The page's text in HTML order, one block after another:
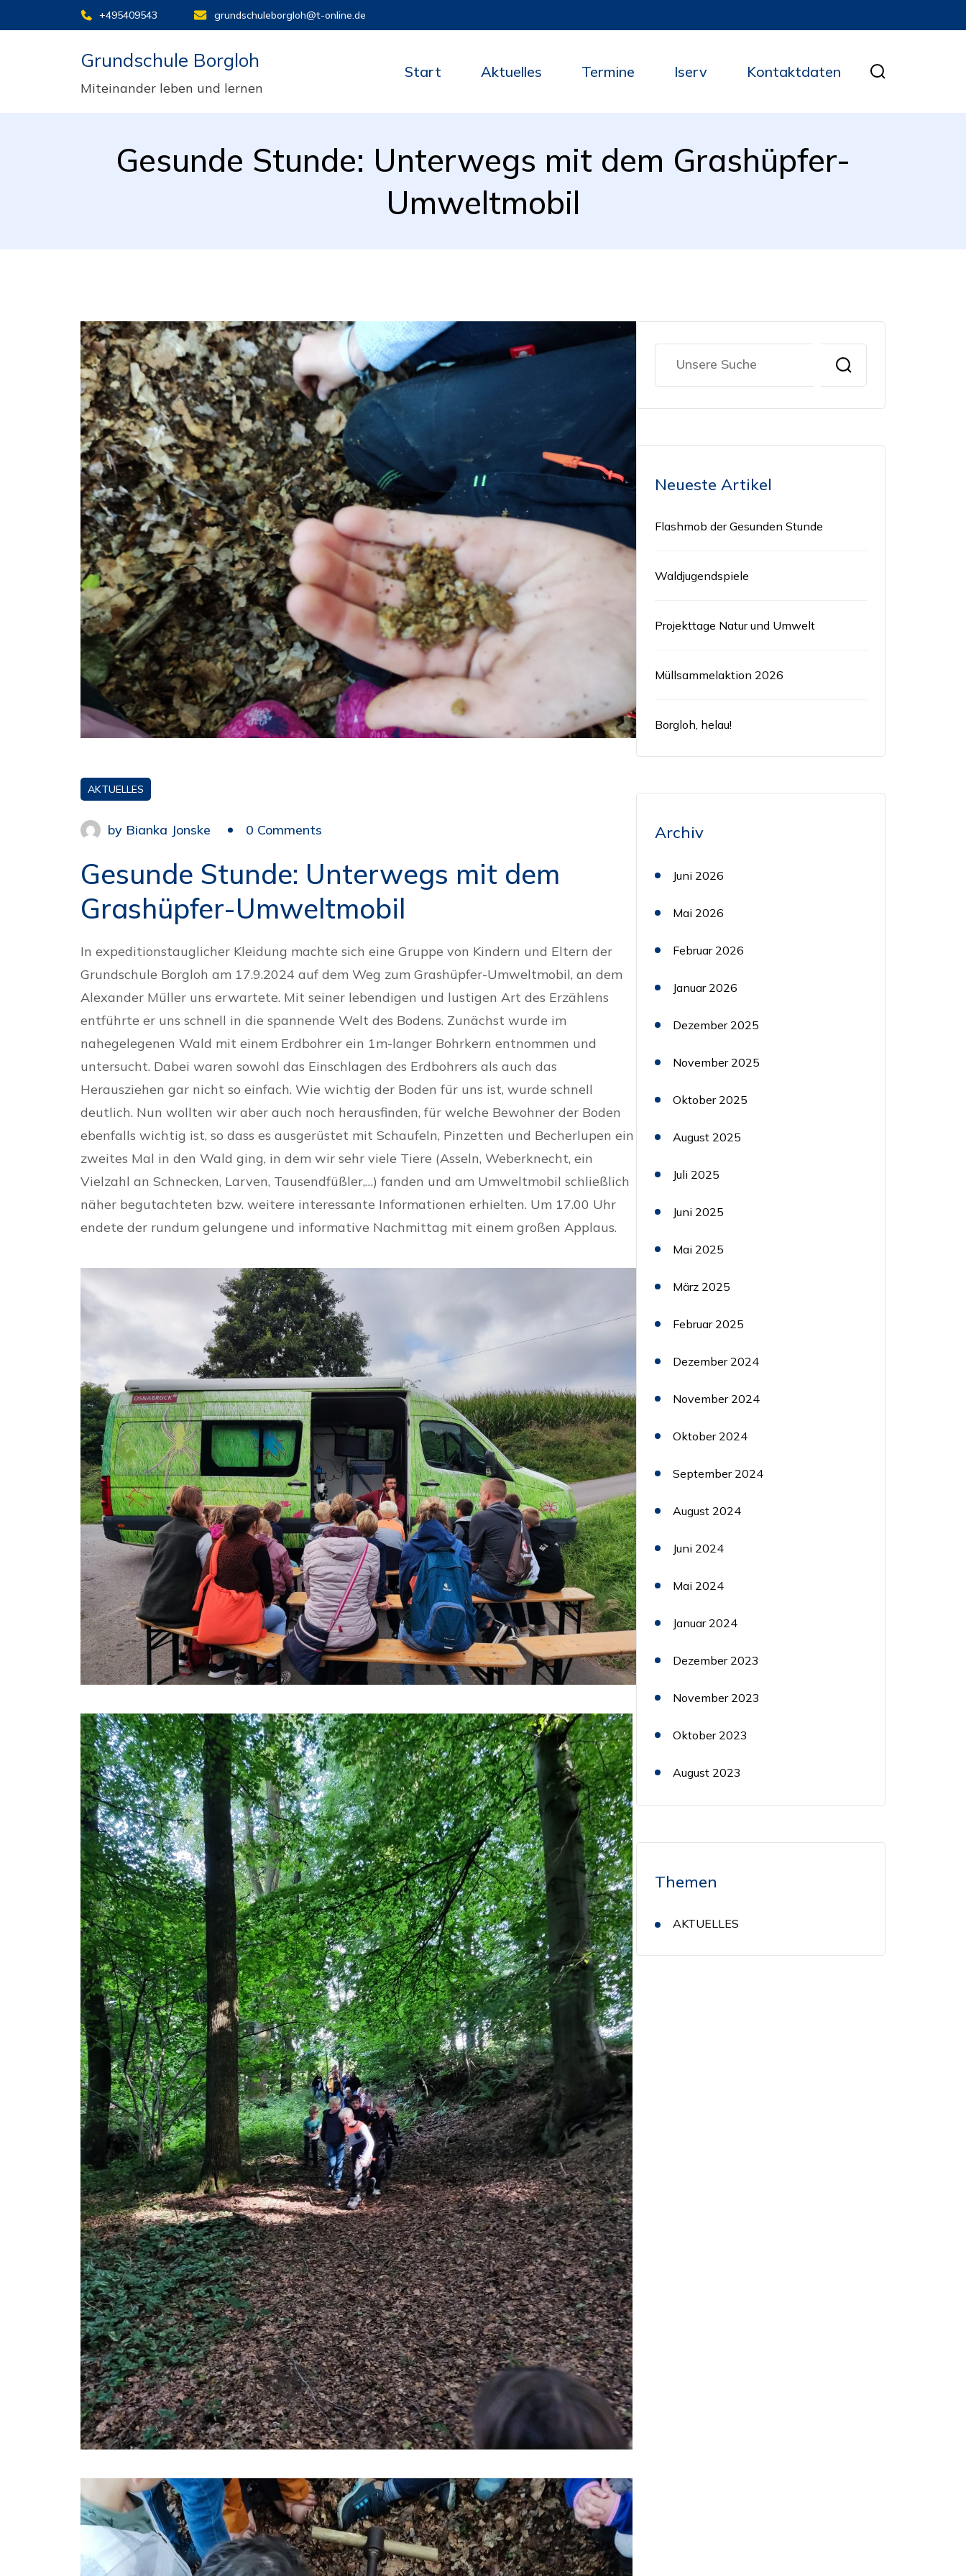
+495409543 grundschuleborgloh@t-online.de
Grundschule Borgloh
Miteinander leben und lernen
Start Aktuelles Termine Iserv Kontaktdaten
Gesunde Stunde: Unterwegs mit dem Grashüpfer-
Umweltmobil
AKTUELLES
by Bianka Jonske 0 Comments
Gesunde Stunde: Unterwegs mit dem
Grashüpfer-Umweltmobil
In expeditionstauglicher Kleidung machte sich eine Gruppe von Kindern und Eltern der
Grundschule Borgloh am 17.9.2024 auf dem Weg zum Grashüpfer-Umweltmobil, an dem
Alexander Müller uns erwartete. Mit seiner lebendigen und lustigen Art des Erzählens
entführte er uns schnell in die spannende Welt des Bodens. Zunächst wurde im
nahegelegenen Wald mit einem Erdbohrer ein 1m-langer Bohrkern entnommen und
untersucht. Dabei waren sowohl das Einschlagen des Erdbohrers als auch das
Herausziehen gar nicht so einfach. Wie wichtig der Boden für uns ist, wurde schnell
deutlich. Nun wollten wir aber auch noch herausfinden, für welche Bewohner der Boden
ebenfalls wichtig ist, so dass es ausgerüstet mit Schaufeln, Pinzetten und Becherlupen ein
zweites Mal in den Wald ging, in dem wir sehr viele Tiere (Asseln, Weberknecht, ein
Vielzahl an Schnecken, Larven, Tausendfüßler,…) fanden und am Umweltmobil schließlich
näher begutachteten bzw. weitere interessante Informationen erhielten. Um 17.00 Uhr
endete der rundum gelungene und informative Nachmittag mit einem großen Applaus.
Neueste Artikel
Flashmob der Gesunden Stunde
Waldjugendspiele
Projekttage Natur und Umwelt
Müllsammelaktion 2026
Borgloh, helau!
Archiv
Juni 2026
Mai 2026
Februar 2026
Januar 2026
Dezember 2025
November 2025
Oktober 2025
August 2025
Juli 2025
Juni 2025
Mai 2025
März 2025
Februar 2025
Dezember 2024
November 2024
Oktober 2024
September 2024
August 2024
Juni 2024
Mai 2024
Januar 2024
Dezember 2023
November 2023
Oktober 2023
August 2023
Themen
AKTUELLES